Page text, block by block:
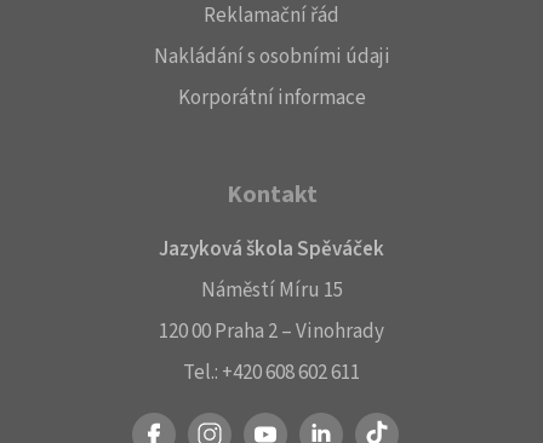
Reklamační řád
Nakládání s osobními údaji
Korporátní informace
Kontakt
Jazyková škola Spěváček
Náměstí Míru 15
120 00 Praha 2 – Vinohrady
Tel.: +420 608 602 611